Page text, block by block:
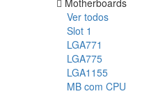
Ver todos
Slot 1
LGA771
LGA775
LGA1155
MB com CPU